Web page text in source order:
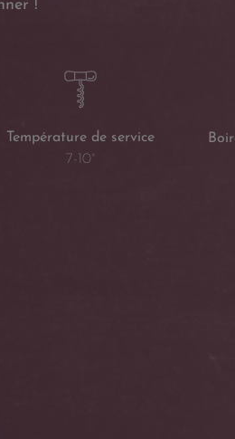
!
Température de service
7-10°